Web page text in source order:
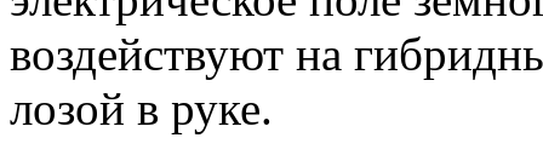
воздействуют на
лозой в руке.